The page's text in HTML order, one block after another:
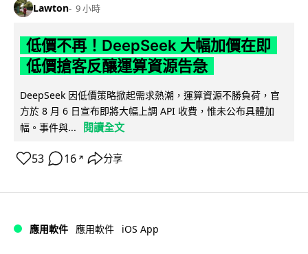
Lawton 9 小時
低價不再！DeepSeek 大幅加價在即
低價搶客反釀運算資源告急
DeepSeek 因低價策略掀起需求熱潮，運算資源不勝負荷，官
方於 8 月 6 日宣布即將大幅上調 API 收費，惟未公布具體加
幅。事件與...
閱讀全文
53 16 ↗ 分享
應用軟件 應用軟件 iOS App